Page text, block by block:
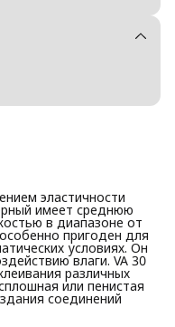
эластичности
имеет среднюю
в диапазоне от
пригоден для
условиях. Он
влаги. VA 30
различных
или пенистая
соединений